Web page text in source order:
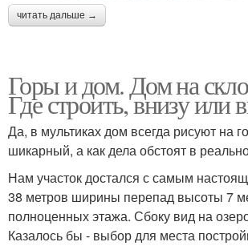
читать дальше →
Горы и дом. Дом на
Где строить, внизу или
Да, в мультиках дом всегда рисуют на
шикарный, а как дела обстоят в
Нам участок достался с самым
38 метров ширины перепад высоты 7
полноценных этажа. Сбоку вид на
Казалось бы - выбор для места